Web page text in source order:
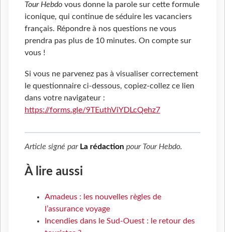
Tour Hebdo vous donne la parole sur cette formule
iconique, qui continue de séduire les vacanciers
français. Répondre à nos questions ne vous
prendra pas plus de 10 minutes. On compte sur
vous !
Si vous ne parvenez pas à visualiser correctement
le questionnaire ci-dessous, copiez-collez ce lien
dans votre navigateur :
https://forms.gle/9TEuthViYDLcQehz7
Article signé par La rédaction pour Tour Hebdo.
À lire aussi
Amadeus : les nouvelles règles de
l’assurance voyage
Incendies dans le Sud-Ouest : le retour des